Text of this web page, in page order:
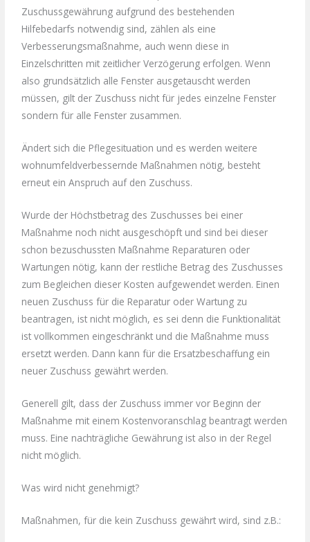
Zuschussgewährung aufgrund des bestehenden
Hilfebedarfs notwendig sind, zählen als eine
Verbesserungsmaßnahme, auch wenn diese in
Einzelschritten mit zeitlicher Verzögerung erfolgen. Wenn
also grundsätzlich alle Fenster ausgetauscht werden
müssen, gilt der Zuschuss nicht für jedes einzelne Fenster
sondern für alle Fenster zusammen.
Ändert sich die Pflegesituation und es werden weitere
wohnumfeldverbessernde Maßnahmen nötig, besteht
erneut ein Anspruch auf den Zuschuss.
Wurde der Höchstbetrag des Zuschusses bei einer
Maßnahme noch nicht ausgeschöpft und sind bei dieser
schon bezuschussten Maßnahme Reparaturen oder
Wartungen nötig, kann der restliche Betrag des Zuschusses
zum Begleichen dieser Kosten aufgewendet werden. Einen
neuen Zuschuss für die Reparatur oder Wartung zu
beantragen, ist nicht möglich, es sei denn die Funktionalität
ist vollkommen eingeschränkt und die Maßnahme muss
ersetzt werden. Dann kann für die Ersatzbeschaffung ein
neuer Zuschuss gewährt werden.
Generell gilt, dass der Zuschuss immer vor Beginn der
Maßnahme mit einem Kostenvoranschlag beantragt werden
muss. Eine nachträgliche Gewährung ist also in der Regel
nicht möglich.
Was wird nicht genehmigt?
Maßnahmen, für die kein Zuschuss gewährt wird, sind z.B.: